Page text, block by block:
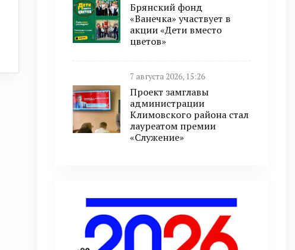
Брянский фонд
«Ванечка» участвует в
акции «Дети вместо
цветов»
7 августа 2026, 15:26
Проект замглавы
администрации
Климовского района стал
лауреатом премии
«Служение»